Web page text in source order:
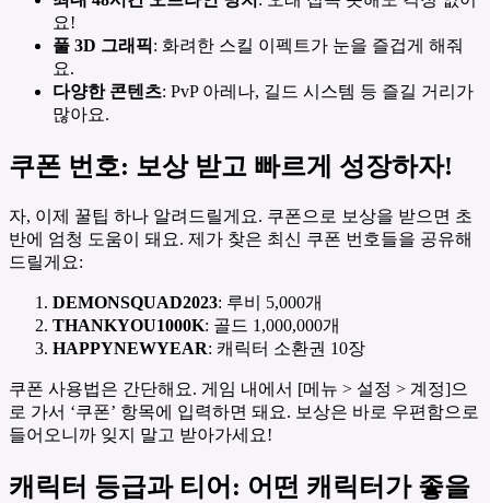
요!
풀 3D 그래픽: 화려한 스킬 이펙트가 눈을 즐겁게 해줘
요.
다양한 콘텐츠: PvP 아레나, 길드 시스템 등 즐길 거리가
많아요.
쿠폰 번호: 보상 받고 빠르게 성장하자!
자, 이제 꿀팁 하나 알려드릴게요. 쿠폰으로 보상을 받으면 초
반에 엄청 도움이 돼요. 제가 찾은 최신 쿠폰 번호들을 공유해
드릴게요:
DEMONSQUAD2023: 루비 5,000개
THANKYOU1000K: 골드 1,000,000개
HAPPYNEWYEAR: 캐릭터 소환권 10장
쿠폰 사용법은 간단해요. 게임 내에서 [메뉴 > 설정 > 계정]으
로 가서 ‘쿠폰’ 항목에 입력하면 돼요. 보상은 바로 우편함으로
들어오니까 잊지 말고 받아가세요!
캐릭터 등급과 티어: 어떤 캐릭터가 좋을